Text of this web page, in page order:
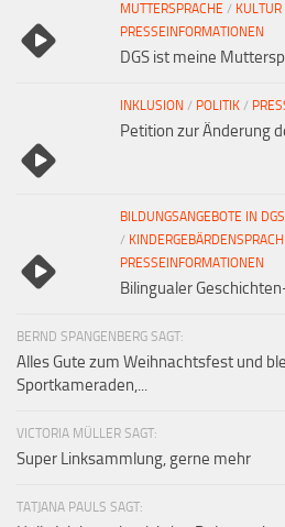
MUTTERSPRACHE /
PRESSEINFORMATIONEN
DGS ist meine
INKLUSION / POLITIK /
Petition zur Änderung
BILDUNGSANGEBOTE IN DGS
/
PRESSEINFORMATIONEN
Bilingualer
BERND SPANGENBERG SAGT:
Alles Gute zum Weihnachtsfest und
Sportkameraden,...
VICTORIA MÜLLER SAGT:
Super Linksammlung, gerne mehr
TATJANA PAULS SAGT: